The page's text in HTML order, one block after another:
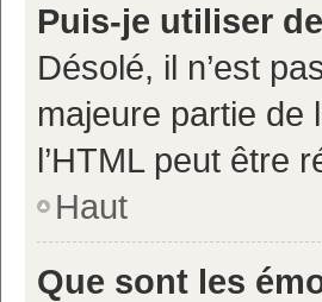
Puis-je utiliser de
Désolé, il n’est
majeure partie de
l’HTML peut être
Haut
Que sont les